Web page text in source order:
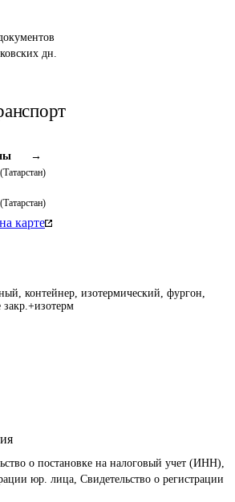
дн.
→
карте
контейнер, изотермический, фургон,
закр.+изотерм
о постановке на налоговый учет (ИНН),
юр. лица, Свидетельство о регистрации